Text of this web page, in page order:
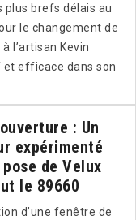
plus brefs délais au
le changement de
l’artisan Kevin
efficace dans son
: Un
expérimenté
de Velux
le 89660
d’une fenêtre de